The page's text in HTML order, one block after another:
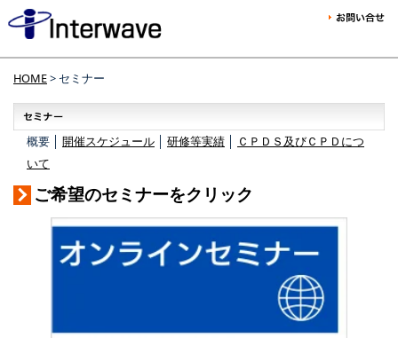
HOME> セミナー
概要 │ 開催スケジュール 研修等実績
ＣＰＤＳ及びＣＰＤにつ
いて
ご希望のセミナーをクリック